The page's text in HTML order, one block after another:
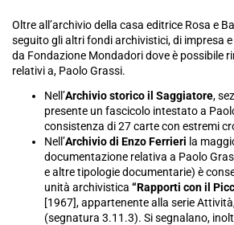
Oltre all’archivio della casa editrice Rosa e
seguito gli altri fondi archivistici, di impresa
da Fondazione Mondadori dove è possibile
relativi a, Paolo Grassi.
Nell’Archivio storico il Saggiatore,
presente un fascicolo intestato a
consistenza di 27 carte con estremi
Nell’Archivio di Enzo Ferrieri la
documentazione relativa a Paolo
e altre tipologie documentarie) è
unità archivistica “Rapporti con il
[1967], appartenente alla serie
(segnatura 3.11.3). Si segnalano,